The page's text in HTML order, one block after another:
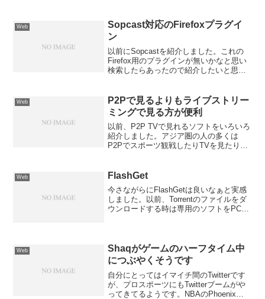
クーポンを申請してました。そのクーポ
ンが届きました。て...
Web
Sopcast対応のFirefoxプラグイ
ン
以前にSopcastを紹介しました。これの
Firefox用のプラグインが無いかなと思い
検索したらあったので紹介したいと思い
こに移動。「Install ...
Web
P2Pで見るよりもライブストリー
ミングで見る方が便利
以前、P2P TVで見れるソフトをいろいろ
紹介しました。アジア圏の人の多くは
P2Pでスポーツ観戦したりTVを見たりす
葉は、主に中国系の言語が多いですよ
Web FlashGet
今さながらにFlashGetは良いなぁと実感
しました。以前、Torrentのファイルをダ
ウンロードする時は専用のソフトをPCに
ん...
Web
Shaqがゲームのハーフタイム中
につぶやくそうです
自分にとってはイマイチ間のTwitterです
が、プロスポーツにもTwitterブームがや
ってきてるようです。NBAのPhoenix